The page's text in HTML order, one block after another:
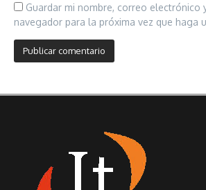
Guardar mi nombre, correo electrónico
navegador para la próxima vez que haga